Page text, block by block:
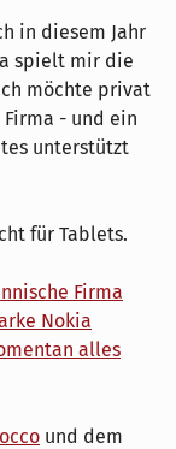
in diesem Jahr
spielt mir die
möchte privat
- und ein
unterstützt
für Tablets.
Firma
Nokia
alles
und dem